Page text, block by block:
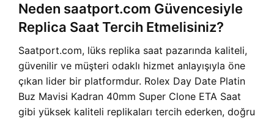
Neden saatport.com Güvencesiyle
Replica Saat Tercih Etmelisiniz?
Saatport.com, lüks replika saat pazarında kaliteli,
güvenilir ve müşteri odaklı hizmet anlayışıyla öne
çıkan lider bir platformdur. Rolex Day Date Platin
Buz Mavisi Kadran 40mm Super Clone ETA Saat
gibi yüksek kaliteli replikaları tercih ederken, doğru